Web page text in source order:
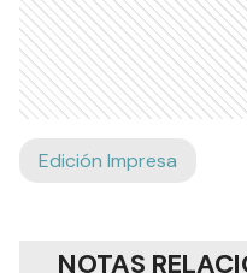
Edición Impresa
NOTAS